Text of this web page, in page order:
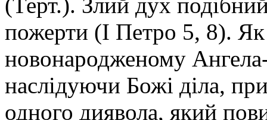
пожерти (І Петро 5, 8).
новонародженому
наслідуючи Божі діла,
одного диявола, який